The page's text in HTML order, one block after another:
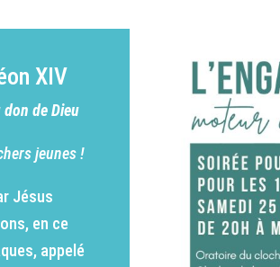
XIV
de Dieu
jeunes !
Jésus
en ce
appelé